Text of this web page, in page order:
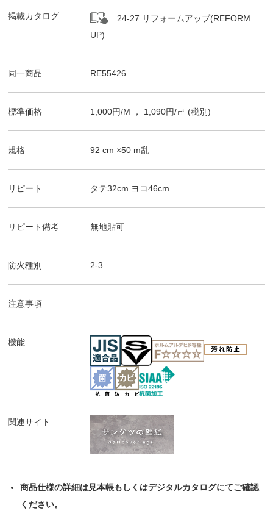
掲載カタログ
24-27 リフォームアップ(REFORM
UP)
同一商品 RE55426
標準価格 1,000円/M ， 1,090円/㎡ (税別)
規格 92 cm ×50 m乱
リピート タテ32cm ヨコ46cm
リピート備考 無地貼可
防火種別 2-3
注意事項
機能
関連サイト
商品仕様の詳細は見本帳もしくはデジタルカタログにてご確認
ください。